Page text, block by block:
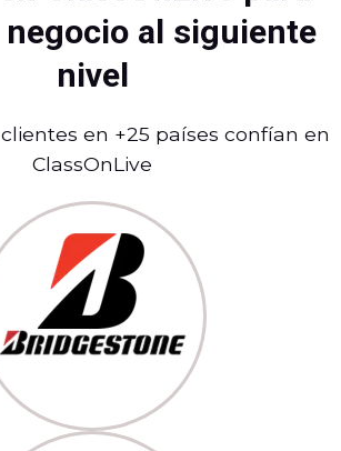
al siguiente
nivel
en +25 países confían en
ClassOnLive